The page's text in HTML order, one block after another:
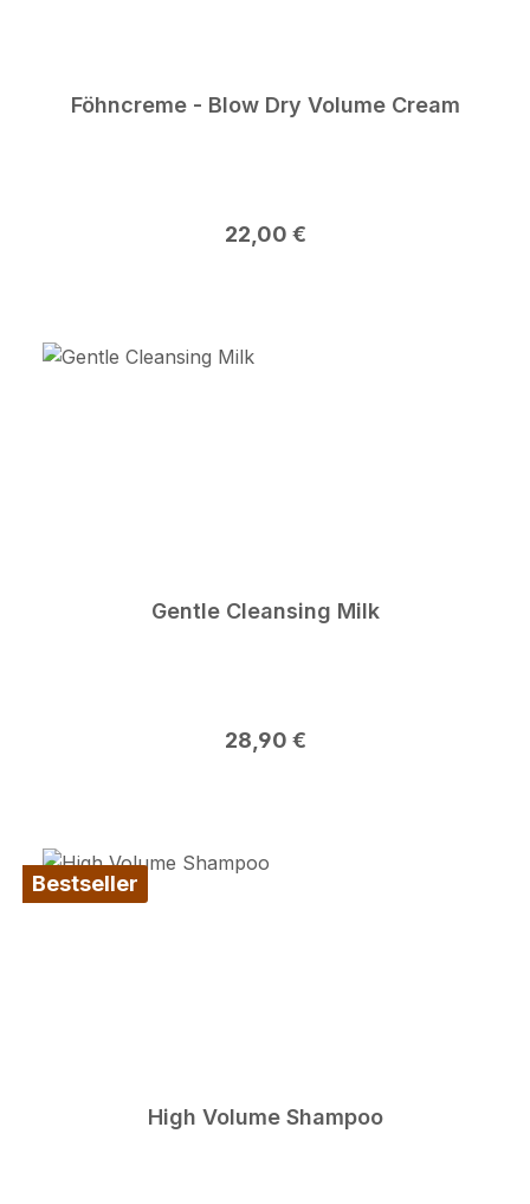
Föhncreme - Blow Dry Volume Cream
Regulärer Preis:
22,00 €
Gentle Cleansing Milk
Regulärer Preis:
28,90 €
Bestseller
High Volume Shampoo